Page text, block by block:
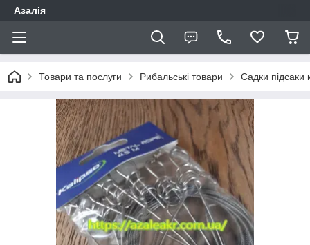
Азалія
Товари та послуги Рибальські товари Садки підсаки